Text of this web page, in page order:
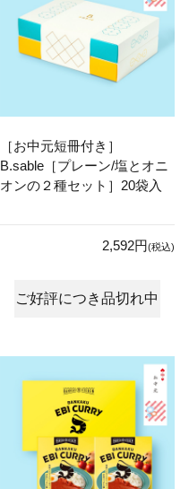
［お中元短冊付き］
B.sable［プレーン/塩とオニ
オンの２種セット］20袋入
2,592円(税込)
ご好評につき品切れ中